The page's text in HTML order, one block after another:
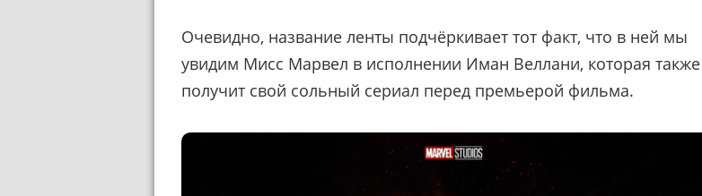
Очевидно, название ленты подчёркивает тот факт, что в ней мы
увидим Мисс Марвел в исполнении Иман Веллани, которая также
получит свой сольный сериал перед премьерой фильма.